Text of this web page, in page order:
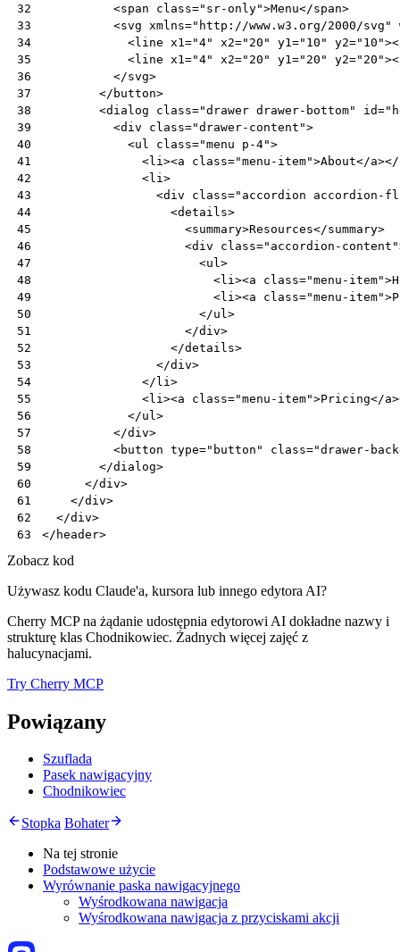
32
33
34
35
36
37
38
39
40
41
42
43
44
45
46
47
48
49
50
51
52
53
54
55
56
57
58
59
60
61
62
63
<span class="sr-only">Menu</span>
<svg xmlns="http://www.w3.org/2000/svg"
<line x1 ="4" x2="20" y1 ="10" y2="10"
<line x1 ="4" x2="20" y1 ="20" y2="20"
</svg>
</ button>
<dialog class="drawer drawer-bottom" id=
<div class="drawer-content">
<ul class="menu p-4">
<li ><a class="menu-item">About</a></
<li >
<div class="accordion accordion-
<details>
<summary>Resources</summary>
<div class="accordion-content"
<ul >
<li ><a class="menu-item">
<li ><a class="menu-item">
</ul >
</div>
</details>
</div>
</li >
<li ><a class="menu-item">Pricing</a
</ul >
</div>
<button type="button" class="drawer-
</dialog>
</div>
</div>
</div>
</ header>
Zobacz kod
Używasz kodu Claude'a, kursora lub innego edytora AI?
Cherry MCP na żądanie udostępnia edytorowi AI dokładne nazwy i
strukturę klas Chodnikowiec. Żadnych więcej zajęć z
halucynacjami.
Try Cherry MCP
Powiązany
Szuflada
Pasek nawigacyjny
Chodnikowiec
Stopka Bohater
Na tej stronie
Podstawowe użycie
Wyrównanie paska nawigacyjnego
Wyśrodkowana nawigacja
Wyśrodkowana nawigacja z przyciskami akcji